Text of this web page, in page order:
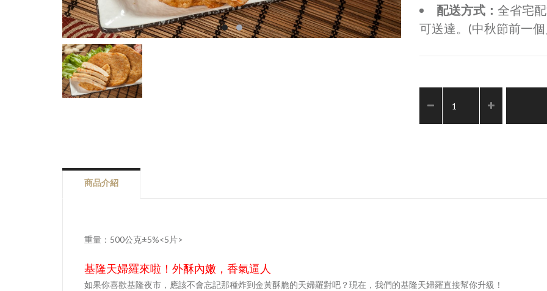
配送方式： 全省宅
可送達。(中秋節前一
商品介紹
重量：500公克±5%<5片>
基隆天婦羅來啦！外酥內嫩，香氣逼人
如果你喜歡基隆夜市，應該不會忘記那種炸到金黃酥脆的天婦羅對吧？現在，我們的基隆天婦羅直接幫你升級！